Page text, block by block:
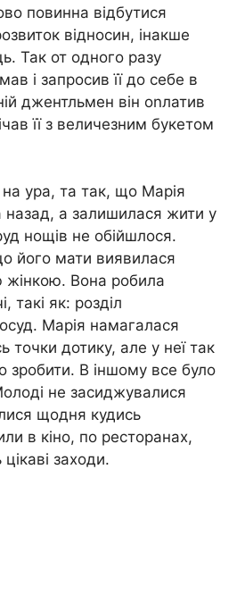
повинна відбутися
відносин, інакше
Так от одного разу
і запросив її до себе в
джентльмен він оnлатив
її з величезним букетом
ура, та так, що Марія
назад, а залишилася жити у
нощів не обійшлося.
його мати виявилася
жінкою. Вона робила
такі як: розділ
Марія намагалася
точки дотику, але у неї так
зробити. В іншому все було
не засиджувалися
щодня кудись
в кіно, по ресторанах,
цікаві заходи.